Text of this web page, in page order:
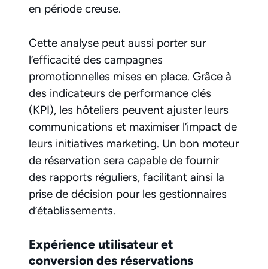
en période creuse.
Cette analyse peut aussi porter sur
l’efficacité des campagnes
promotionnelles mises en place. Grâce à
des indicateurs de performance clés
(KPI), les hôteliers peuvent ajuster leurs
communications et maximiser l’impact de
leurs initiatives marketing. Un bon moteur
de réservation sera capable de fournir
des rapports réguliers, facilitant ainsi la
prise de décision pour les gestionnaires
d’établissements.
Expérience utilisateur et
conversion des réservations